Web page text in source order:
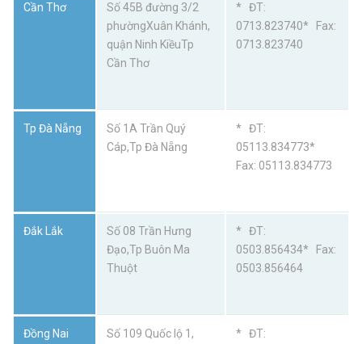
Cần Thơ
Số 45B đường 3/2
phườngXuân Khánh,
quận Ninh KiềuTp
Cần Thơ
* ĐT:
0713.823740* Fax:
0713.823740
Tp Đà Nẵng
Số 1A Trần Quý
Cáp,Tp Đà Nẵng
* ĐT:
05113.834773*
Fax: 05113.834773
Đắk Lắk
Số 08 Trần Hưng
Đạo,Tp Buôn Ma
Thuột
* ĐT:
0503.856434* Fax:
0503.856464
Đồng Nai
Số 109 Quốc lộ 1,
* ĐT: